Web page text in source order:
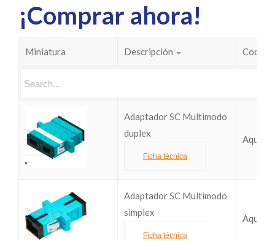
X
PinterestFacebookLinkedInWhatsApp
¡Comprar ahora!
Miniatura Descripción Codigo
Adaptador SC Multimodo
duplex
Ficha técnica
Aqua
Adaptador SC Multimodo
simplex
Ficha técnica
Aqua